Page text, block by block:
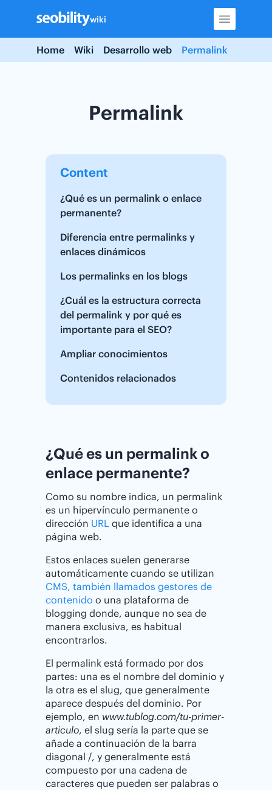
content
wiki
Home Wiki Desarrollo web Permalink
Permalink
Content
¿Qué es un permalink o enlace
permanente?
Diferencia entre permalinks y
enlaces dinámicos
Los permalinks en los blogs
¿Cuál es la estructura correcta
del permalink y por qué es
importante para el SEO?
Ampliar conocimientos
Contenidos relacionados
¿Qué es un permalink o
enlace permanente?
Como su nombre indica, un permalink
es un hipervínculo permanente o
dirección URL que identifica a una
página web.
Estos enlaces suelen generarse
automáticamente cuando se utilizan
CMS, también llamados gestores de
contenido o una plataforma de
blogging donde, aunque no sea de
manera exclusiva, es habitual
encontrarlos.
El permalink está formado por dos
partes: una es el nombre del dominio y
la otra es el slug, que generalmente
aparece después del dominio. Por
ejemplo, en www.tublog.com/tu-primer-
articulo, el slug sería la parte que se
añade a continuación de la barra
diagonal /, y generalmente está
compuesto por una cadena de
caracteres que pueden ser palabras o